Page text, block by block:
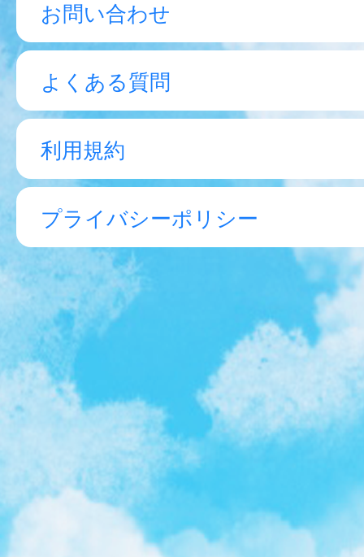
お問い合わせ
よくある質問
利用規約
プライバシーポリシー